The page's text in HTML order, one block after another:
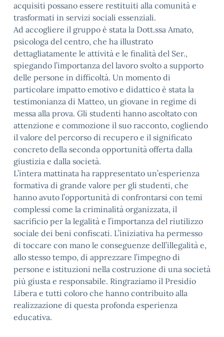
acquisiti possano essere restituiti alla comunità e
trasformati in servizi sociali essenziali.
Ad accogliere il gruppo è stata la Dott.ssa Amato,
psicologa del centro, che ha illustrato
dettagliatamente le attività e le finalità del Ser.,
spiegando l’importanza del lavoro svolto a supporto
delle persone in difficoltà. Un momento di
particolare impatto emotivo e didattico è stata la
testimonianza di Matteo, un giovane in regime di
messa alla prova. Gli studenti hanno ascoltato con
attenzione e commozione il suo racconto, cogliendo
il valore del percorso di recupero e il significato
concreto della seconda opportunità offerta dalla
giustizia e dalla società.
L’intera mattinata ha rappresentato un’esperienza
formativa di grande valore per gli studenti, che
hanno avuto l’opportunità di confrontarsi con temi
complessi come la criminalità organizzata, il
sacrificio per la legalità e l’importanza del riutilizzo
sociale dei beni confiscati. L’iniziativa ha permesso
di toccare con mano le conseguenze dell’illegalità e,
allo stesso tempo, di apprezzare l’impegno di
persone e istituzioni nella costruzione di una società
più giusta e responsabile. Ringraziamo il Presidio
Libera e tutti coloro che hanno contribuito alla
realizzazione di questa profonda esperienza
educativa.